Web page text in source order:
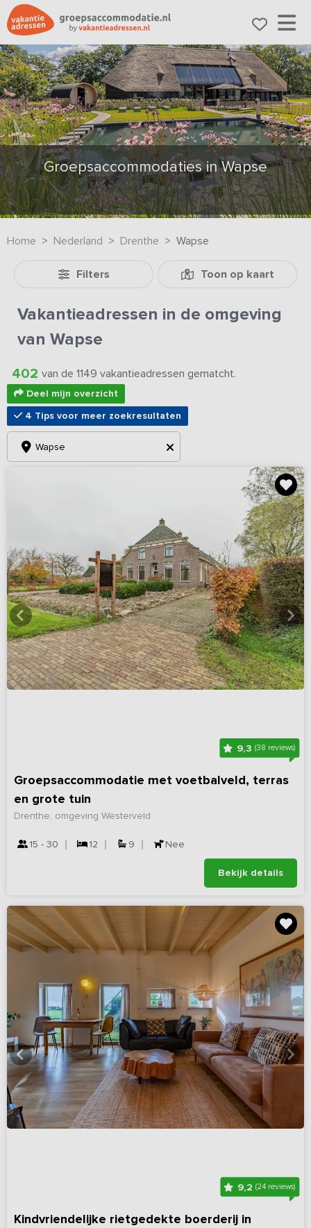
Groepsaccommodaties in Wapse
Home Nederland Drenthe Wapse
Filters Toon op kaart
Vakantieadressen in de omgeving
van Wapse
402 van de 1149 vakantieadressen gematcht.
Deel mijn overzicht
4 Tips voor meer zoekresultaten
Wapse
9,3 (38 reviews)
Groepsaccommodatie met voetbalveld, terras
en grote tuin
Drenthe, omgeving Westerveld
15 - 30 12 9 Nee
Bekijk details
9,2(24 reviews)
Kindvriendelijke rietgedekte boerderij in